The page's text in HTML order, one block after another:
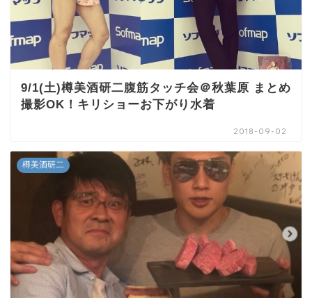
9/1(土)樽美酒研二腹筋タッチ会＠秋葉原 まとめ
撮影OK！キリショーお下がり水着
2018-09-02
樽美酒研二